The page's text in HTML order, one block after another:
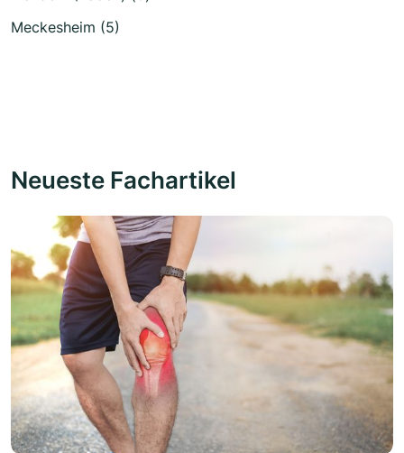
Meckesheim (5)
Neueste Fachartikel